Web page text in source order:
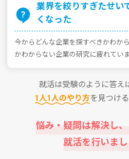
業界を絞りすぎたせい
くなった
今からどんな企業を探すべきかわか
かわからない企業の研究に疲れてい
就活は受験のように答え
1⼈1⼈のやり⽅を⾒つけ
悩み・疑問は解決し
就活を⾏いまし